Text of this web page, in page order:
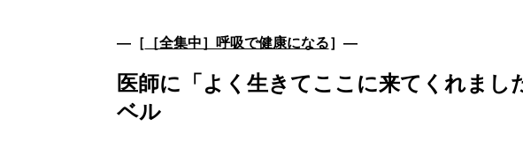
―［ ［全集中］呼吸で健康になる］―
医師に「よく生きてここに来てくれまし
ベル